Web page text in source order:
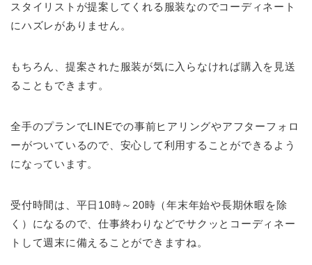
スタイリストが提案してくれる服装なのでコーディネート
にハズレがありません。
もちろん、提案された服装が気に入らなければ購入を見送
ることもできます。
全手のプランでLINEでの事前ヒアリングやアフターフォロ
ーがついているので、安心して利用することができるよう
になっています。
受付時間は、平日10時～20時（年末年始や長期休暇を除
く）になるので、仕事終わりなどでサクッとコーディネー
トして週末に備えることができますね。